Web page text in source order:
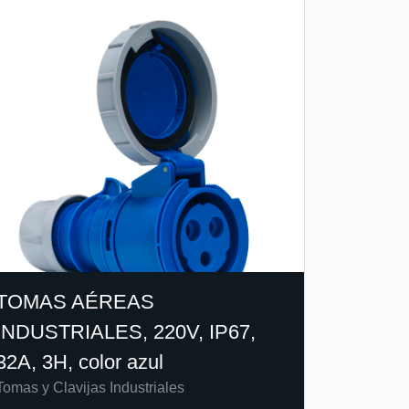
AÉREAS
220V, IP67,
3H, color azul
y Clavijas Industriales